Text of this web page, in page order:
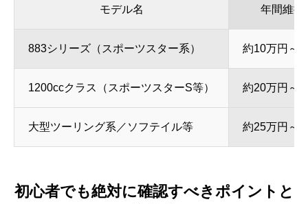
モデル名 年間維持
883シリーズ（スポーツスター系） 約10万円～
1200ccクラス（スポーツスターS等） 約20万円～
大型ツーリング系／ソフテイル等 約25万円～
初心者でも絶対に確認すべきポイントと